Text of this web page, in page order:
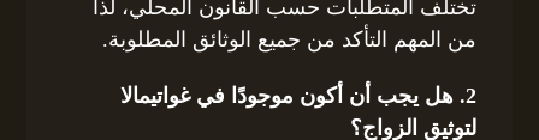
تختلف المتطلبات حسب القانون المحلي، لذا
من المهم التأكد من جميع الوثائق المطلوبة.
2. هل يجب أن أكون موجودًا في غواتيمالا
لتوثيق الزواج؟